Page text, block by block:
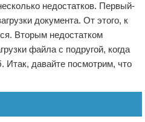
недостатков. Первый-
документа. От этого, к
Вторым недостатком
файла с подругой, когда
Итак, давайте посмотрим, что